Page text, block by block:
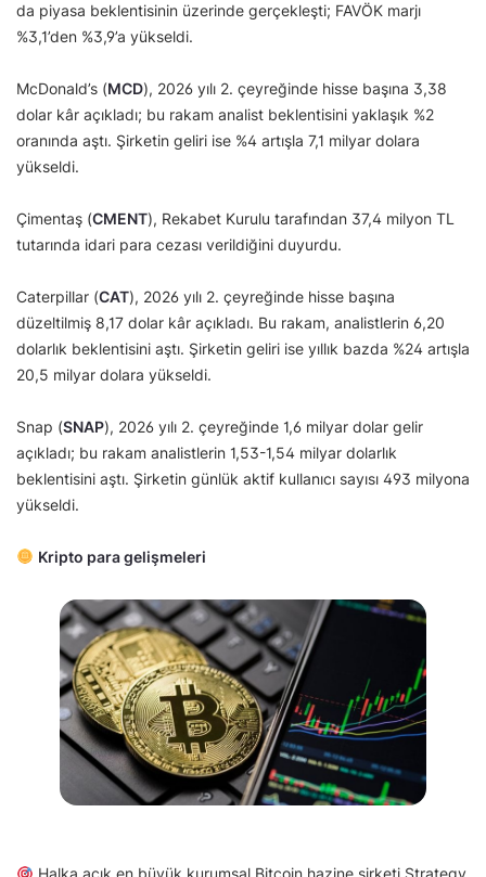
da piyasa beklentisinin üzerinde gerçekleşti; FAVÖK marjı
%3,1’den %3,9’a yükseldi.
McDonald’s (MCD), 2026 yılı 2. çeyreğinde hisse başına 3,38
dolar kâr açıkladı; bu rakam analist beklentisini yaklaşık %2
oranında aştı. Şirketin geliri ise %4 artışla 7,1 milyar dolara
yükseldi.
Çimentaş (CMENT), Rekabet Kurulu tarafından 37,4 milyon TL
tutarında idari para cezası verildiğini duyurdu.
Caterpillar (CAT), 2026 yılı 2. çeyreğinde hisse başına
düzeltilmiş 8,17 dolar kâr açıkladı. Bu rakam, analistlerin 6,20
dolarlık beklentisini aştı. Şirketin geliri ise yıllık bazda %24 artışla
20,5 milyar dolara yükseldi.
Snap (SNAP), 2026 yılı 2. çeyreğinde 1,6 milyar dolar gelir
açıkladı; bu rakam analistlerin 1,53-1,54 milyar dolarlık
beklentisini aştı. Şirketin günlük aktif kullanıcı sayısı 493 milyona
yükseldi.
Kripto para gelişmeleri